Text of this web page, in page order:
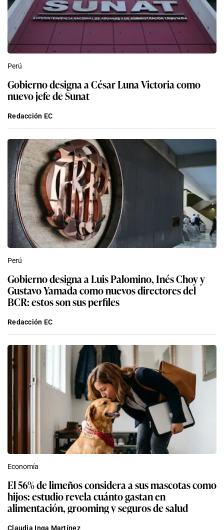
Perú
Gobierno designa a César Luna Victoria como
nuevo jefe de Sunat
Redacción EC
Perú
Gobierno designa a Luis Palomino, Inés Choy y
Gustavo Yamada como nuevos directores del
BCR: estos son sus perfiles
Redacción EC
Economía
El 56% de limeños considera a sus mascotas como
hijos: estudio revela cuánto gastan en
alimentación, grooming y seguros de salud
Claudia Inga Martínez